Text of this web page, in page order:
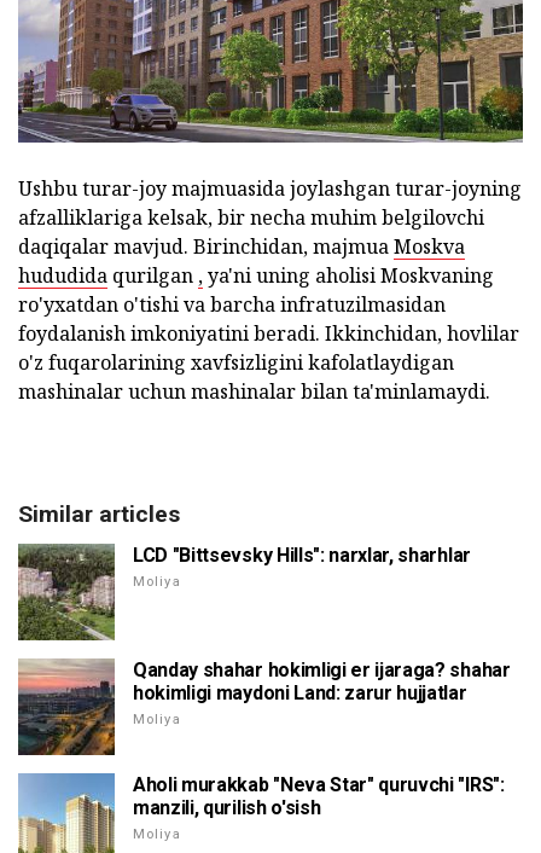
Ushbu turar-joy majmuasida joylashgan turar-joyning
afzalliklariga kelsak, bir necha muhim belgilovchi
daqiqalar mavjud. Birinchidan, majmuaMoskva
hududida qurilgan ,ya'ni uning aholisi Moskvaning
ro'yxatdan o'tishi va barcha infratuzilmasidan
foydalanish imkoniyatini beradi. Ikkinchidan, hovlilar
o'z fuqarolarining xavfsizligini kafolatlaydigan
mashinalar uchun mashinalar bilan ta'minlamaydi.
Similar articles
LCD "Bittsevsky Hills": narxlar, sharhlar
Moliya
Qanday shahar hokimligi er ijaraga? shahar
hokimligi maydoni Land: zarur hujjatlar
Moliya
Aholi murakkab "Neva Star" quruvchi "IRS":
manzili, qurilish o'sish
Moliya